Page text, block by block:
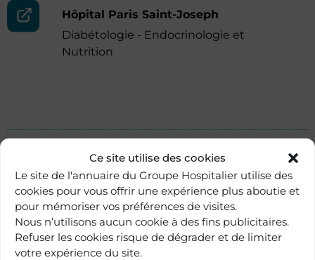
Ce site utilise des cookies
Le site de l'annuaire du Groupe Hospitalier utilise des
cookies pour vous offrir une expérience plus aboutie et
pour mémoriser vos préférences de visites.
Nous n’utilisons aucun cookie à des fins publicitaires.
Refuser les cookies risque de dégrader et de limiter
votre expérience du site.
Hôpital Paris Saint-Joseph
Diabétologie - Endocrinologie et
Nutrition